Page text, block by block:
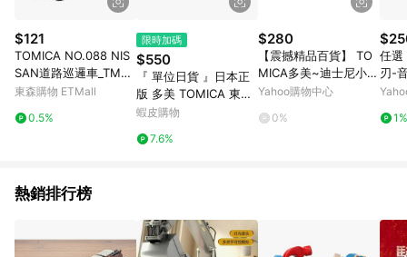
$121
TOMICA NO.088 NIS
SAN道路巡邏車_TM08
8A3 多美小汽車
東森購物 ETMall
0.5%
限時加碼
$550
『 單位日貨 』日本正
版 多美 TOMICA 東京
DISNEY 迪士尼 樂園
UISER
蝦皮購物
7.6%
$280
【震撼精品百貨】 TO
MICA多美~迪士尼小汽
車動物方程式 小狐狸車
Yahoo購物中心
0%
任選
刃-
1%
熱銷排行榜